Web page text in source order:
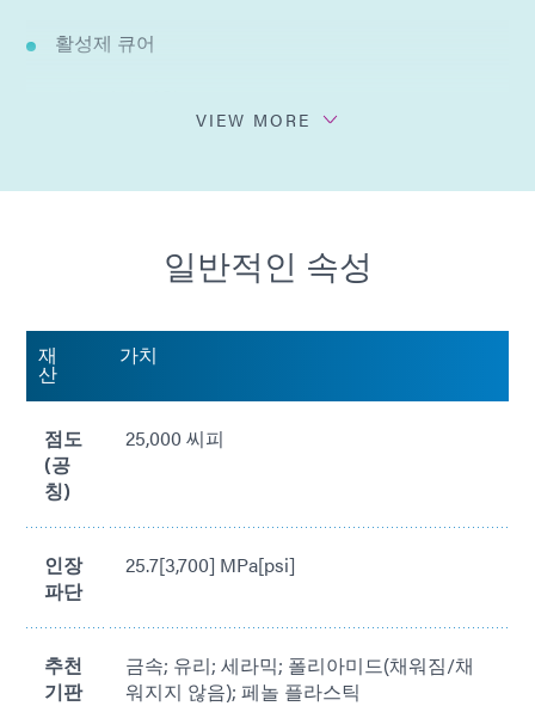
활성제 큐어
용매를 첨가하지 않음
VIEW MORE
일반적인 속성
재
산
가치
점도
(공
칭)
25,000 씨피
인장
파단
25.7[3,700] MPa[psi]
추천
기판
금속; 유리; 세라믹; 폴리아미드(채워짐/채
워지지 않음); 페놀 플라스틱